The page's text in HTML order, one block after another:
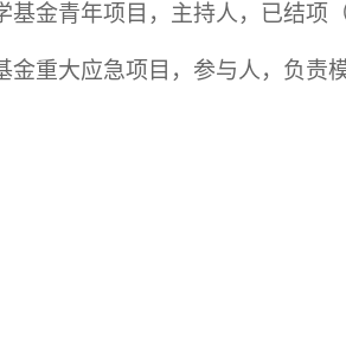
金青年项目，主持人，已结项（
重大应急项目，参与人，负责